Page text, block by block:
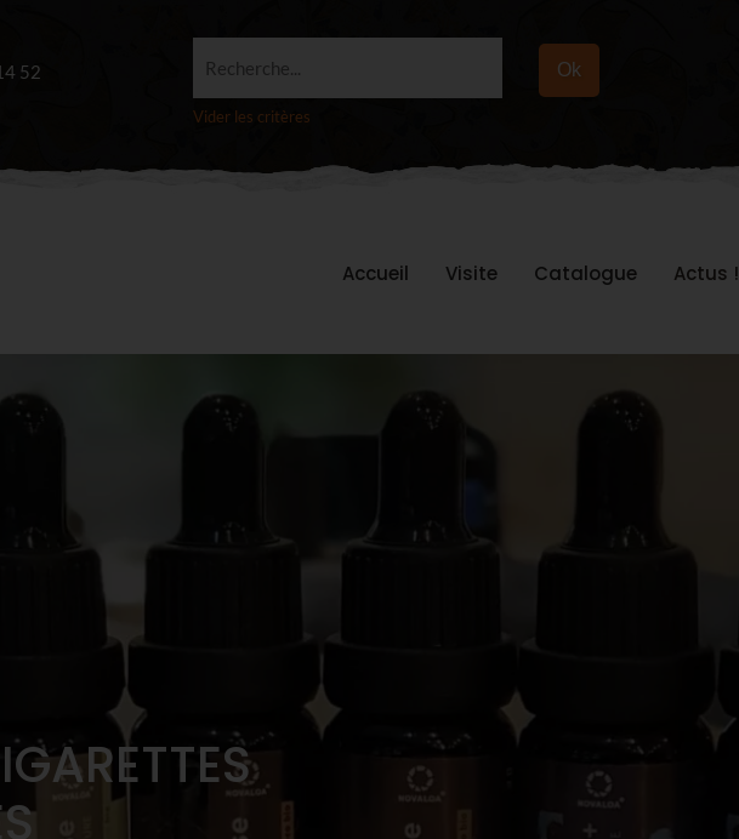
52 Recherche... Ok
Vider les critères
Accueil Visite Catalogue Actus !